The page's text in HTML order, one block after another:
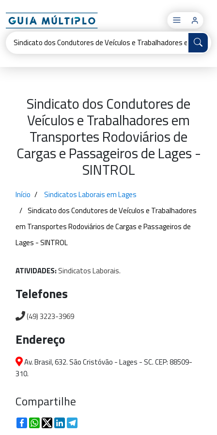
×
Sindicato dos Condutores de
Veículos e Trabalhadores em
Transportes Rodoviários de
Cargas e Passageiros de Lages -
SINTROL
Início
Sindicatos Laborais em Lages
Sindicato dos Condutores de Veículos e Trabalhadores
em Transportes Rodoviários de Cargas e Passageiros de
Lages - SINTROL
ATIVIDADES: SindicatosLaborais.
Telefones
(49) 3223-3969
Endereço
Av. Brasil, 632. São Cristóvão - Lages - SC. CEP: 88509-
310.
Compartilhe
FacebookWhatsApp
TwitterLinkedIn